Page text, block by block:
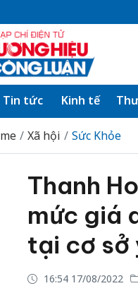
Tin tức Kinh tế
Xã hội Sức Khỏe
nhỏ
Thanh
mức giá
tại cơ sở
16:54 17/08/2022